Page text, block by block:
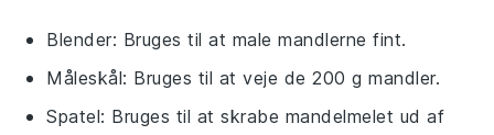
Blender: Bruges til at male mandlerne fint.
Måleskål: Bruges til at veje de 200 g mandler.
Spatel: Bruges til at skrabe mandelmelet ud af